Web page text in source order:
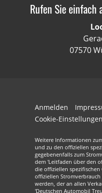
Rufen Sie
07570
Anmelden
Cookie-Einstellungen
Weitere Informationen
und zu den offiziellen
gegebenenfalls zum
dem 'Leitfaden über den
die offiziellen spezifischen
offiziellen
werden, der an allen
'Deutschen Automobil